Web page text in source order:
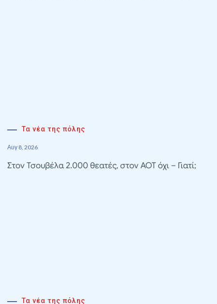
Τα νέα της πόλης
Αυγ 8, 2026
Στον Τσουβέλα 2.000 θεατές, στον ΑΟΤ όχι – Γιατί;
Τα νέα της πόλης